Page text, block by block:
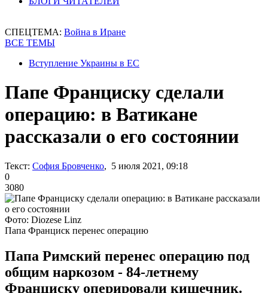
СПЕЦТЕМА: Война в Иране
ВСЕ ТЕМЫ
Вступление Украины в ЕС
Папе Франциску сделали
операцию: в Ватикане
рассказали о его состоянии
Текст: София Бровченко, 5 июля 2021, 09:18
0
3080
Фото: Diozese Linz
Папа Франциск перенес операцию
Папа Римский перенес операцию под
общим наркозом - 84-летнему
Франциску оперировали кишечник.